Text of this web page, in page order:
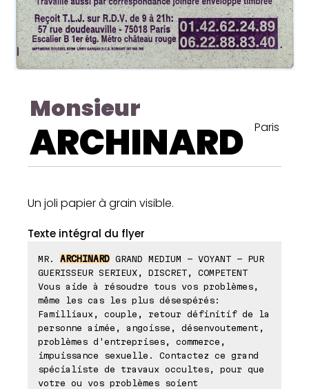
Monsieur
ARCHINARD Paris
Un joli papier à grain visible.
Texte intégral du flyer
MR. ARCHINARD GRAND MEDIUM - VOYANT - PUR
GUERISSEUR SERIEUX, DISCRET, COMPETENT
Vous aide à résoudre tous vos problèmes,
même les cas les plus désespérés:
Familliaux, couple, retour définitif de la
personne aimée, angoisse, désenvoutement,
problèmes d'entreprises, commerce,
impuissance sexuelle. Contactez ce grand
spécialiste de travaux occultes, pour que
votre ou vos problèmes soient